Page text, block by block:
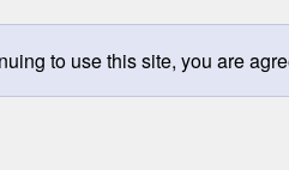
to use this site, you are